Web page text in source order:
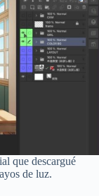
que descargué
de luz.